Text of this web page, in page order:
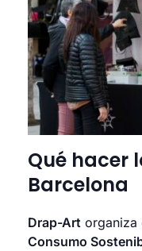
Qué hacer
Barcelona
Drap-Art organiza
Consumo